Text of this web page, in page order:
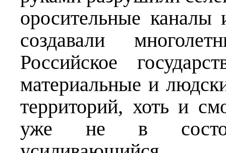
оросительные
создавали
Российское
материальные и
территорий, хоть и
уже не в